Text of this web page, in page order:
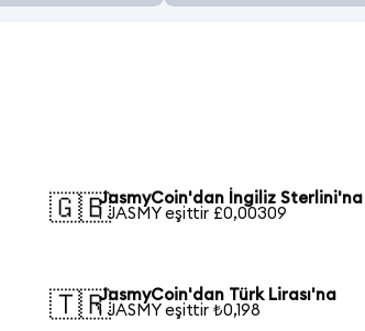
🇬🇧JasmyCoin'dan İngiliz Sterlini'na
1 JASMY eşittir £0,00309
🇹🇷JasmyCoin'dan Türk Lirası'na
1 JASMY eşittir ₺0,198